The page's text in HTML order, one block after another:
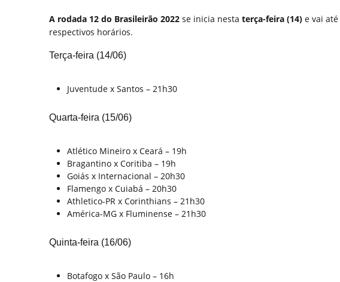
A rodada 12 do Brasileirão 2022 se inicia nesta terça-feira (14) e vai até
respectivos horários.
Terça-feira (14/06)
Juventude x Santos – 21h30
Quarta-feira (15/06)
Atlético Mineiro x Ceará – 19h
Bragantino x Coritiba – 19h
Goiás x Internacional – 20h30
Flamengo x Cuiabá – 20h30
Athletico-PR x Corinthians – 21h30
América-MG x Fluminense – 21h30
Quinta-feira (16/06)
Botafogo x São Paulo – 16h